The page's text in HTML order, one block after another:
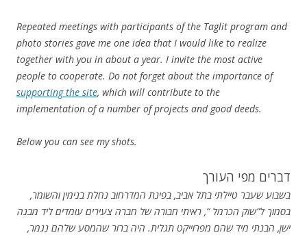
Repeated meetings with participants of the Taglit program and
photo stories gave me one idea that I would like to realize
together with you in about a year. I invite the most active
people to cooperate. Do not forget about the importance of
supporting the site, which will contribute to the
implementation of a number of projects and good deeds.
Below you can see my shots.
דברים מפי העורך
בשבוע שעבר טיילתי בתל אביב, בפינת המדרחוב נחלת בנימין והשומר,
בסמוך ל”שוק הכרמל “, ראיתי חבורה של חברה צעירים עומדים ליד מבנה
ישן, הבנתי מיד שהם מפרוייקט תגלית. היה ברור שהמסע שלהם נגמר,